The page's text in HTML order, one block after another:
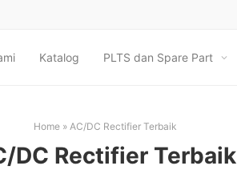
Katalog PLTS dan Spare Part
Home » AC/DC Rectifier Terbaik
DC Rectifier Terbaik